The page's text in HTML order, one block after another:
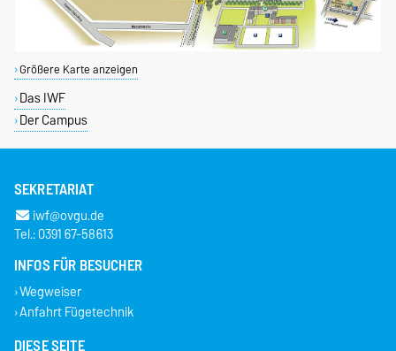
Größere Karte anzeigen
Das IWF
Der Campus
SEKRETARIAT
iwf@ovgu.de
Tel.: 0391 67-58613
INFOS FÜR BESUCHER
Wegweiser
Anfahrt Fügetechnik
DIESE SEITE